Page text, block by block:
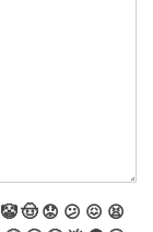
🤡🤠 😟 😕 😖 😫